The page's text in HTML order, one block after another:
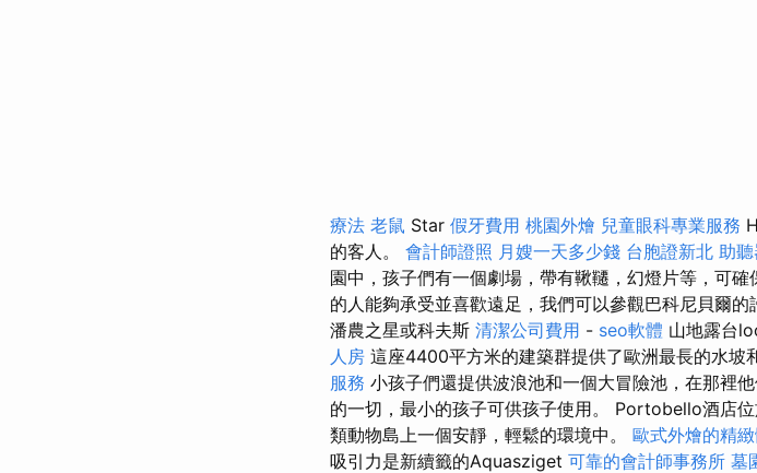
療法 老鼠 Star 假牙費用 桃園外燴 兒童眼科專業服務
的客人。 會計師證照 月嫂一天多少錢 台胞證新北 助
園中，孩子們有一個劇場，帶有鞦韆，幻燈片等，可確
的人能夠承受並喜歡遠足，我們可以參觀巴科尼貝爾
潘農之星或科夫斯 清潔公司費用 - seo軟體 山地露台
人房 這座4400平方米的建築群提供了歐洲最長的水坡
服務 小孩子們還提供波浪池和一個大冒險池，在那裡
的一切，最小的孩子可供孩子使用。 Portobello酒店
類動物島上一個安靜，輕鬆的環境中。 歐式外燴的精
吸引力是新續籤的Aquasziget 可靠的會計師事務所 墓